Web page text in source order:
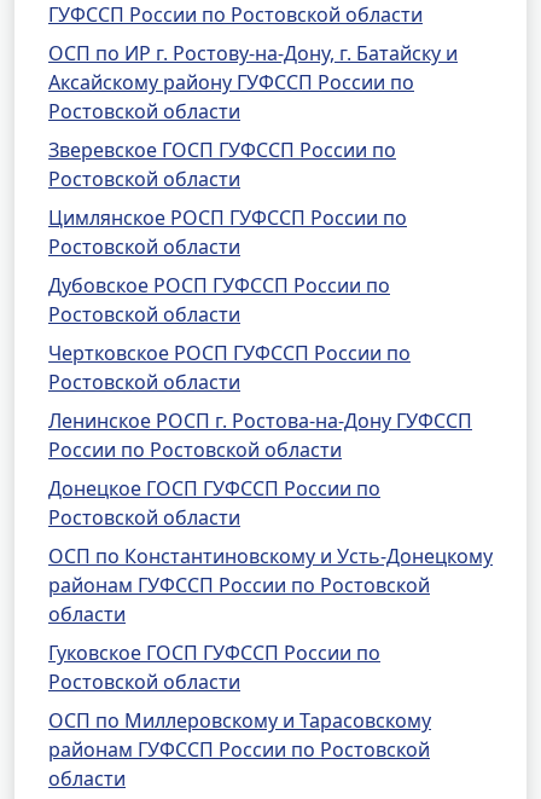
ГУФССП России по Ростовской области
ОСП по ИР г. Ростову-на-Дону, г. Батайску и
Аксайскому району ГУФССП России по
Ростовской области
Зверевское ГОСП ГУФССП России по
Ростовской области
Цимлянское РОСП ГУФССП России по
Ростовской области
Дубовское РОСП ГУФССП России по
Ростовской области
Чертковское РОСП ГУФССП России по
Ростовской области
Ленинское РОСП г. Ростова-на-Дону ГУФССП
России по Ростовской области
Донецкое ГОСП ГУФССП России по
Ростовской области
ОСП по Константиновскому и Усть-Донецкому
районам ГУФССП России по Ростовской
области
Гуковское ГОСП ГУФССП России по
Ростовской области
ОСП по Миллеровскому и Тарасовскому
районам ГУФССП России по Ростовской
области